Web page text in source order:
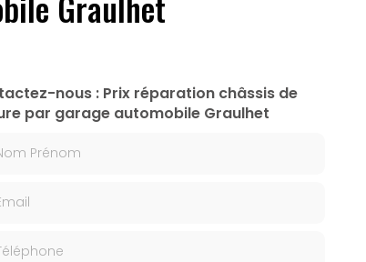
nous : Prix réparation châssis de
par garage automobile Graulhet